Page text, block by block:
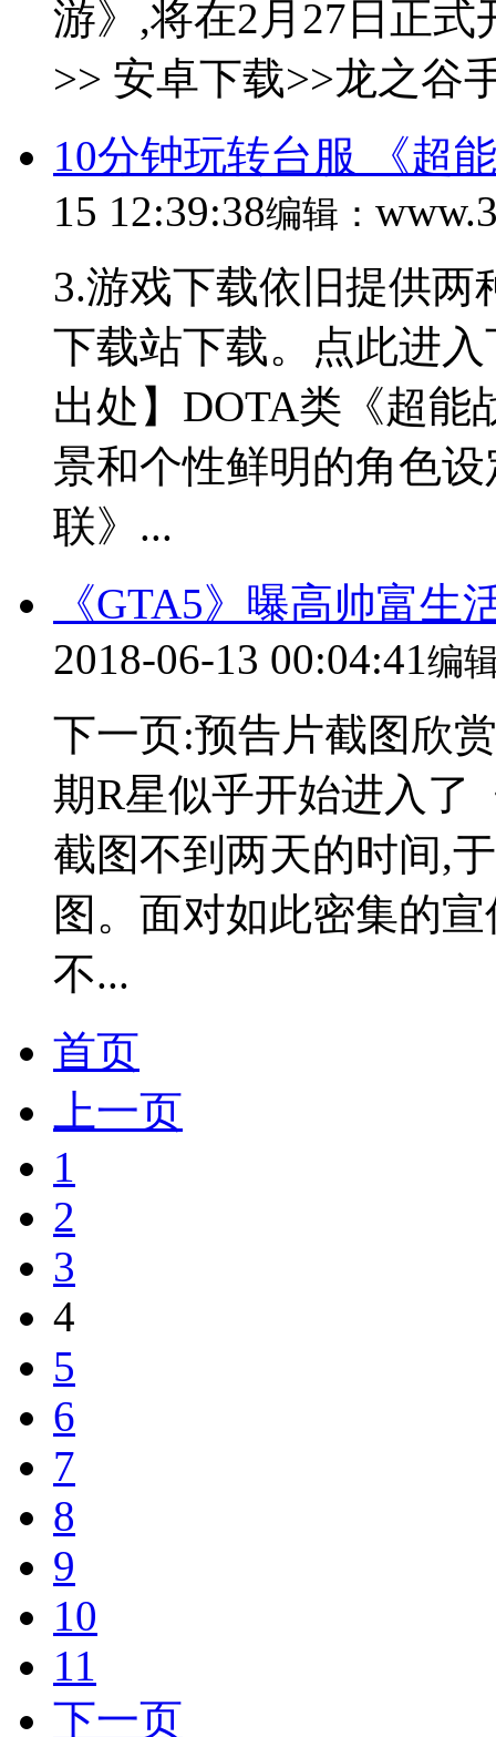
游》,将在2月27日正
>> 安卓下载>>龙之谷
10分钟玩转台服 《超
15 12:39:38编辑：
3.游戏下载依旧提供两
下载站下载。点此进
出处】DOTA类《超能
景和个性鲜明的角色
联》...
《GTA5》曝高帅富生
2018-06-13 00:04:41编
下一页:预告片截图欣
期R星似乎开始进入了
截图不到两天的时间,
图。面对如此密集的
不...
首页
上一页
1
2
3
4
5
6
7
8
9
10
11
下一页